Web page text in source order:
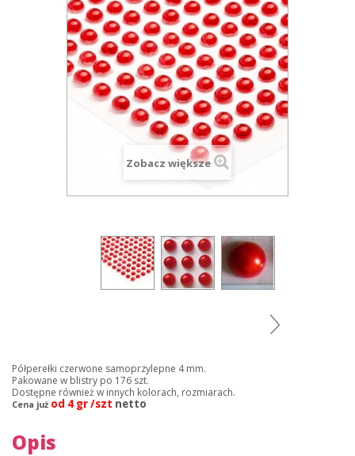
Zobacz większe
Półperełki czerwone samoprzylepne 4 mm.
Pakowane w blistry po 176 szt.
Dostępne również w innych kolorach, rozmiarach.
Cena już od 4 gr /szt netto
Opis